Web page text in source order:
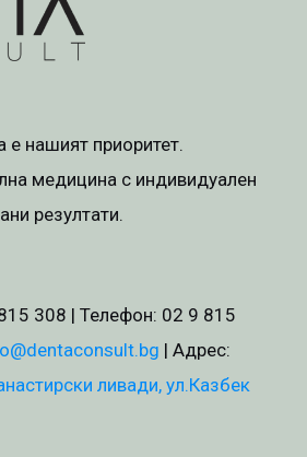
е нашият приоритет.
медицина с индивидуален
резултати.
308 | Телефон: 02 9 815
| Адрес:
ливади, ул.Казбек